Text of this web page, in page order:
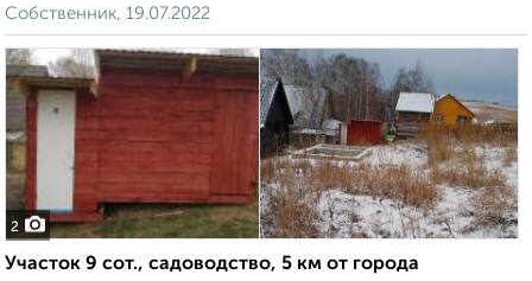
Собственник, 19.07.2022
2
Участок 9 сот., садоводство, 5 км от города